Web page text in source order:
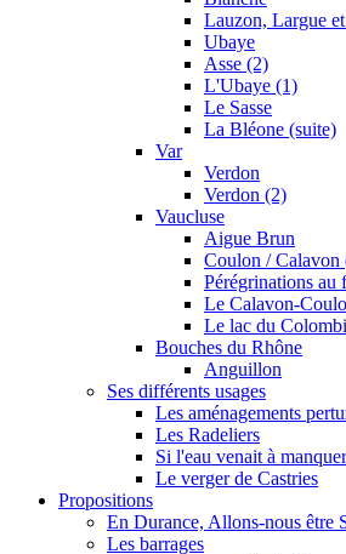
Lauzon, Largue
Ubaye
Asse (2)
L'Ubaye (1)
Le Sasse
La Bléone (suite)
Var
Verdon
Verdon (2)
Vaucluse
Aigue Brun
Coulon / Calavon
Pérégrinations au
Le Calavon-
Le lac du
Bouches du Rhône
Anguillon
Ses différents usages
Les aménagements
Les Radeliers
Si l'eau venait à
Le verger de Castries
Propositions
En Durance, Allons-nous être
Les barrages